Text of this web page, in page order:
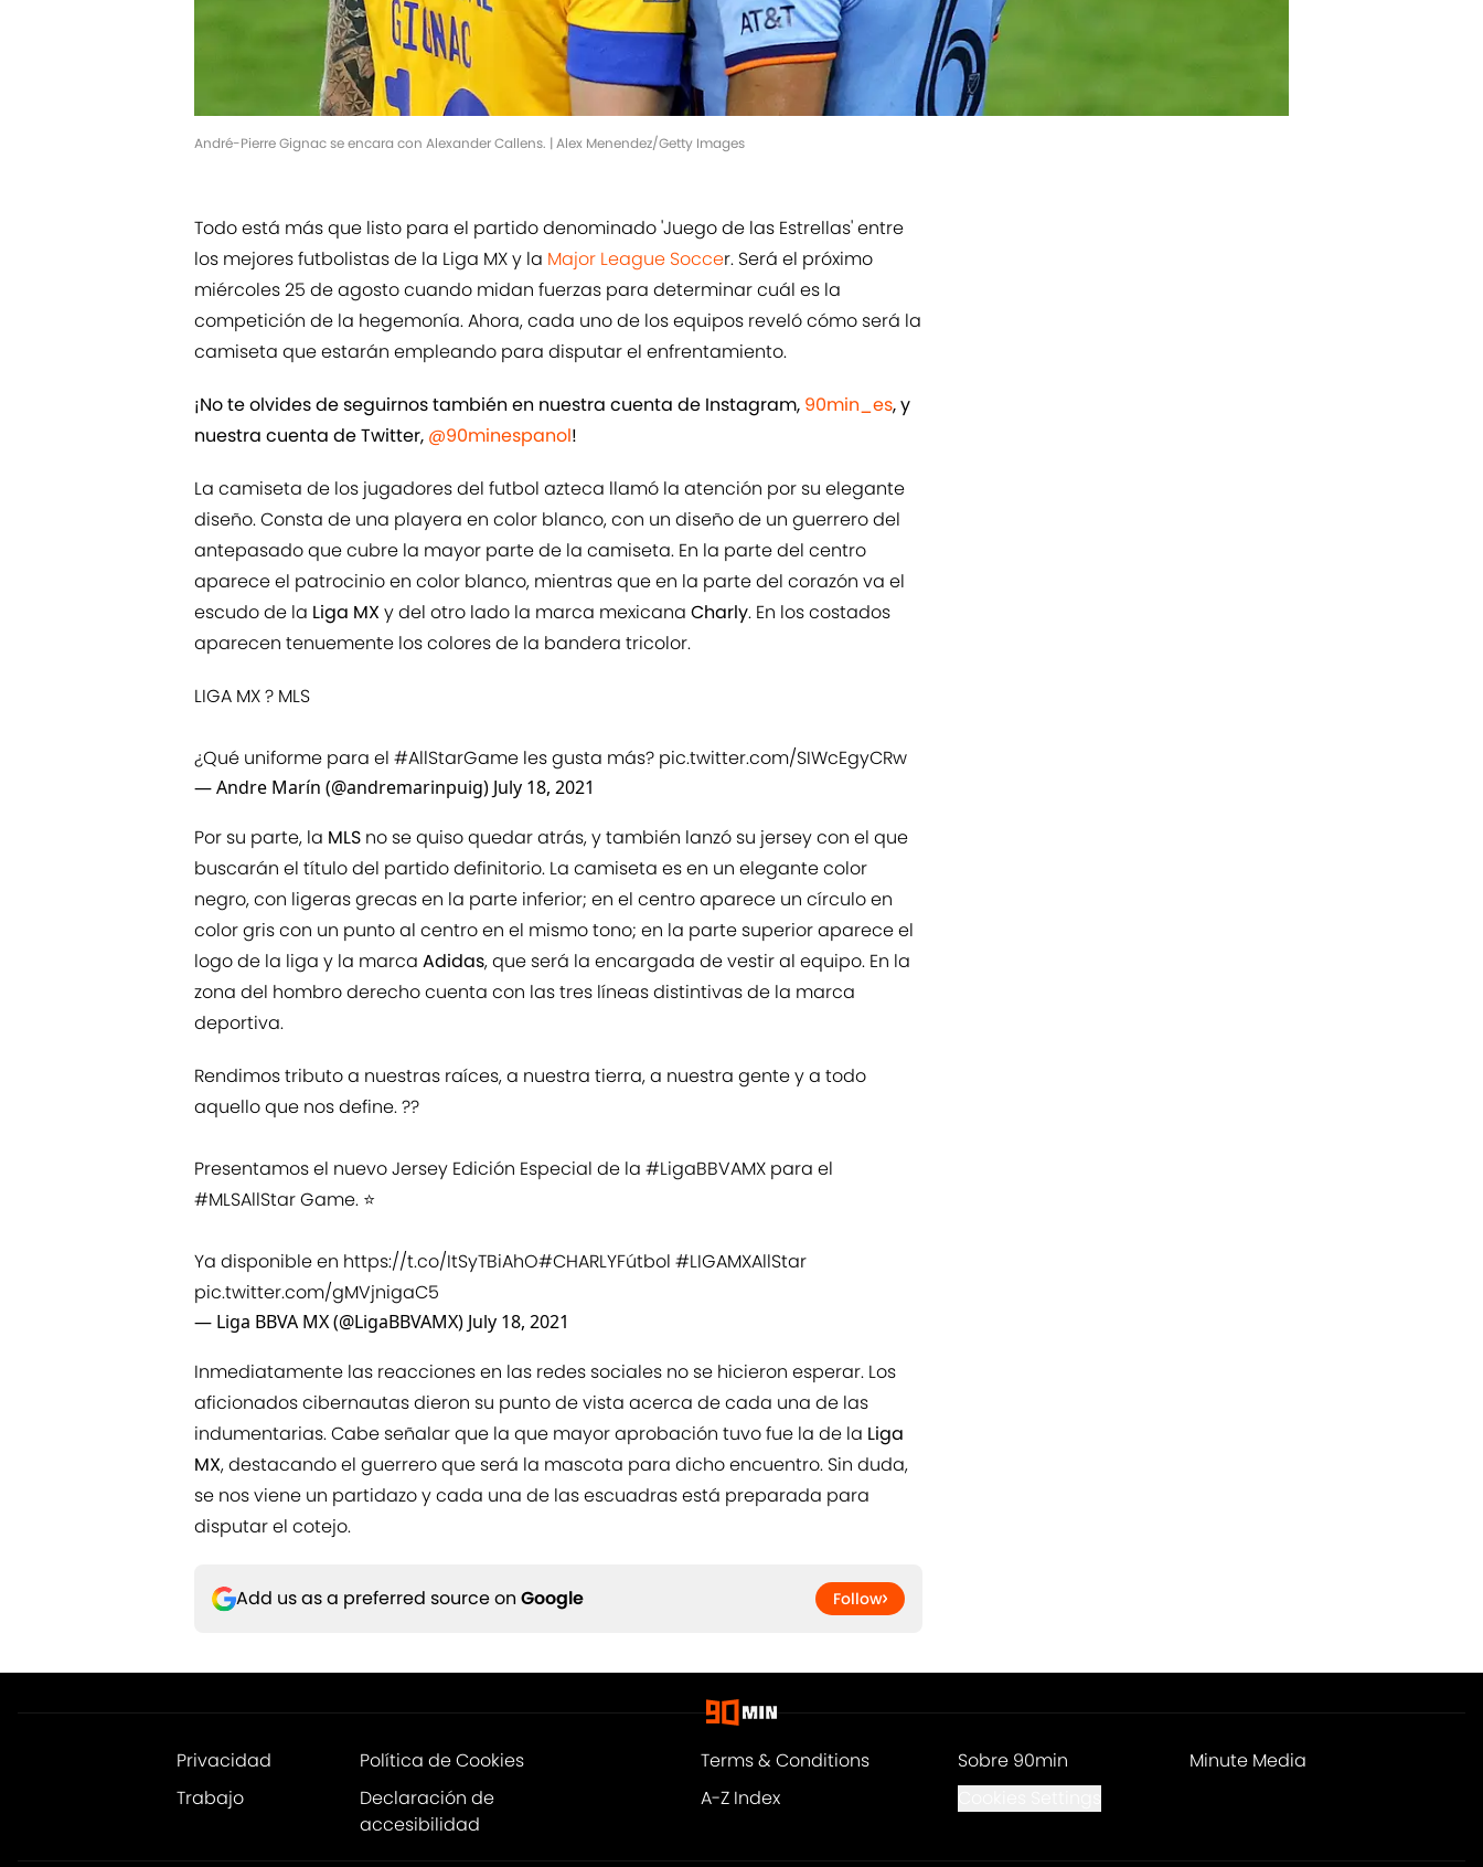
André-Pierre Gignac se encara con Alexander Callens. | Alex Menendez/Getty Images
Todo está más que listo para el partido denominado 'Juego de las Estrellas' entre
los mejores futbolistas de la Liga MX y la Major League Soccer. Será el próximo
miércoles 25 de agosto cuando midan fuerzas para determinar cuál es la
competición de la hegemonía. Ahora, cada uno de los equipos reveló cómo será la
camiseta que estarán empleando para disputar el enfrentamiento.
¡No te olvides de seguirnos también en nuestra cuenta de Instagram, 90min_es, y
nuestra cuenta de Twitter, @90minespanol!
La camiseta de los jugadores del futbol azteca llamó la atención por su elegante
diseño. Consta de una playera en color blanco, con un diseño de un guerrero del
antepasado que cubre la mayor parte de la camiseta. En la parte del centro
aparece el patrocinio en color blanco, mientras que en la parte del corazón va el
escudo de la Liga MX y del otro lado la marca mexicana Charly. En los costados
aparecen tenuemente los colores de la bandera tricolor.
LIGA MX ? MLS
¿Qué uniforme para el #AllStarGame les gusta más? pic.twitter.com/SIWcEgyCRw
— Andre Marín (@andremarinpuig) July 18, 2021
Por su parte, la MLS no se quiso quedar atrás, y también lanzó su jersey con el que
buscarán el título del partido definitorio. La camiseta es en un elegante color
negro, con ligeras grecas en la parte inferior; en el centro aparece un círculo en
color gris con un punto al centro en el mismo tono; en la parte superior aparece el
logo de la liga y la marca Adidas, que será la encargada de vestir al equipo. En la
zona del hombro derecho cuenta con las tres líneas distintivas de la marca
deportiva.
Rendimos tributo a nuestras raíces, a nuestra tierra, a nuestra gente y a todo
aquello que nos define. ??
Presentamos el nuevo Jersey Edición Especial de la #LigaBBVAMX para el
#MLSAllStarGame. ⭐
Ya disponible en https://t.co/ItSyTBiAhO#CHARLYFútbol #LIGAMXAllStar
pic.twitter.com/gMVjnigaC5
— Liga BBVA MX (@LigaBBVAMX) July 18, 2021
Inmediatamente las reacciones en las redes sociales no se hicieron esperar. Los
aficionados cibernautas dieron su punto de vista acerca de cada una de las
indumentarias. Cabe señalar que la que mayor aprobación tuvo fue la de la Liga
MX, destacando el guerrero que será la mascota para dicho encuentro. Sin duda,
se nos viene un partidazo y cada una de las escuadras está preparada para
disputar el cotejo.
Add us as a preferred source on Google Follow
Privacidad Política de Cookies Terms & Conditions Sobre 90min
Minute Media
Trabajo
Declaración de
accesibilidad
A-Z Index